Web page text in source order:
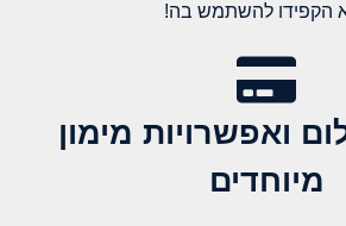
הקפידו להשתמש בה!
ואפשרויות מימון
מיוחדים